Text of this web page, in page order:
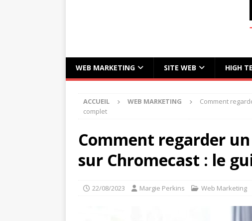
WEB MARKETING SITE WEB HIGH
ACCUEIL WEB MARKETING
Comment
complet
Comment regarder
sur Chromecast : le
22/08/2023 Margie Perkins Web Marketing